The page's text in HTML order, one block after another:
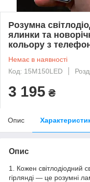
Розумна
ялинки та
кольору з
Немає в наявності
Код: 15M150LED
3 195 ₴
Опис
Опис
1. Кожен світлодіодний
гірлянді — це розумні